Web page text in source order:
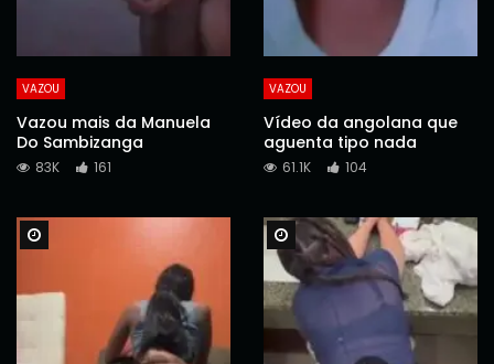
VAZOU
Vazou mais da Manuela
Do Sambizanga
83K 161
VAZOU
Vídeo da angolana que
aguenta tipo nada
61.1K 104
Watch Later